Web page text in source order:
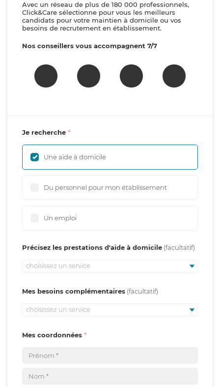
Avec un réseau de plus de 180 000 professionnels,
Click&Care sélectionne pour vous les meilleurs
candidats pour votre maintien à domicile ou vos
besoins de recrutement en établissement.
Nos conseillers vous accompagnent 7/7
Je recherche
Une aide à domicile
Du personnel pour mon établissement
Un emploi
Précisez les prestations d'aide à domicile
choisissez un service
Mes besoins complémentaires
choisissez un service
Mes coordonnées